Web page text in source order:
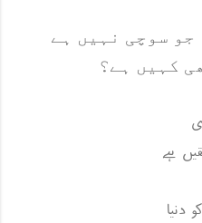
جو سوچی نہیں ہے
کہیں ہے؟
ہے
دنیا